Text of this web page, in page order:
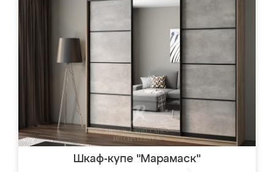
Шкаф-купе "Марамаск"